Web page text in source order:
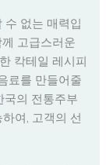
수 없는 매력입
고급스러운
칵테일 레시피
료를 만들어줄
국의 전통주부
여, 고객의 선